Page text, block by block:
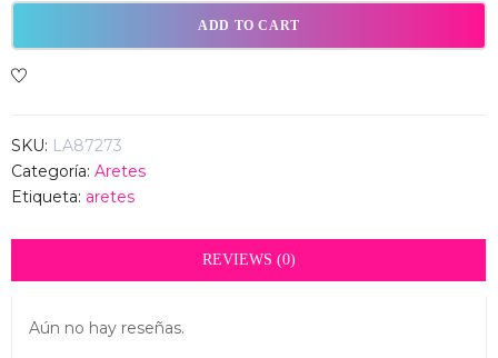
ADD TO CART
SKU: LA87273
Categoría: Aretes
Etiqueta: aretes
REVIEWS (0)
Aún no hay reseñas.